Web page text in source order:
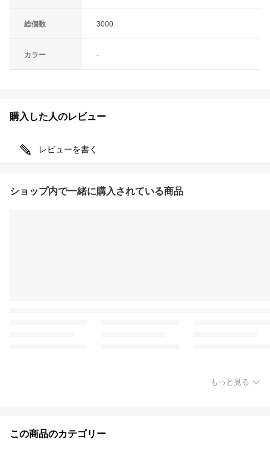
総個数 3000
カラー -
購入した人のレビュー
レビューを書く
ショップ内で一緒に購入されている商品
もっと見る
この商品のカテゴリー